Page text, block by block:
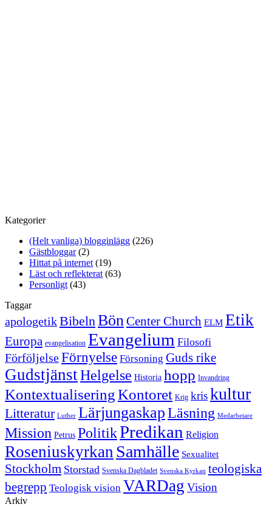
Kategorier
(Helt vanliga) blogginlägg (226)
Gästbloggar(2)
Hittat på internet (19)
Läst och reflekterat (63)
Personligt (43)
Taggar
apologetikBibelnBönCenter Church ELM Etik
Europa evangelisation Evangelium Filosofi
FörföljelseFörnyelse Försoning Guds rike
GudstjänstHelgelse Historia hopp Invandring
KontextualiseringKontoret Krig kriskultur
Litteratur Luther LärjungaskapLäsning Medarbetare
Mission Petrus PolitikPredikan Religion
Roseniuskyrkan Samhälle Sexualitet
Stockholm Storstad Svenska Dagbladet Svenska Kyrkan teologiska
begrepp Teologisk vision VARDag Vision
Arkiv